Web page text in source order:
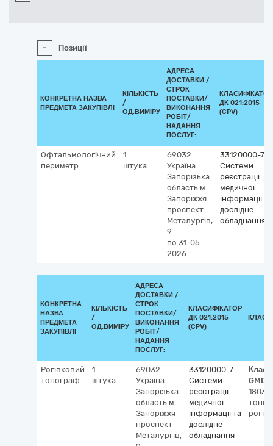
- Позиції
КОНКРЕТНА НАЗВА
ПРЕДМЕТА ЗАКУПІВЛІ
КІЛЬКІСТЬ
/
ОД.ВИМІРУ
АДРЕСА
ДОСТАВКИ /
СТРОК
ПОСТАВКИ/
ВИКОНАННЯ
РОБІТ/
НАДАННЯ
ПОСЛУГ:
КЛАСИФІКАТОР
ДК 021:2015
(CPV)
Офтальмологічний
периметр
1
штука
69032
Україна
Запорізька
область м.
Запоріжжя
проспект
Металургів,
9
по 31-05-
2026
33120000-7
Системи
реєстрації
медичної
інформації та
дослідне
обладнання
КОНКРЕТНА
НАЗВА
ПРЕДМЕТА
ЗАКУПІВЛІ
КІЛЬКІСТЬ
/
ОД.ВИМІРУ
АДРЕСА
ДОСТАВКИ /
СТРОК
ПОСТАВКИ/
ВИКОНАННЯ
РОБІТ/
НАДАННЯ
ПОСЛУГ:
КЛАСИФІКАТОР
ДК 021:2015
(CPV)
Рогівковий
топограф
1
штука
69032
Україна
Запорізька
область м.
Запоріжжя
проспект
Металургів,
33120000-7
Системи
реєстрації
медичної
інформації та
дослідне
обладнання
18038